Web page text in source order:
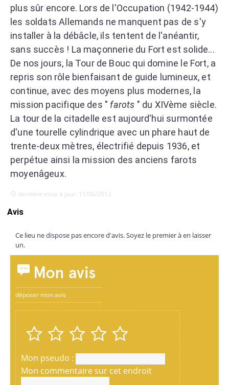
plus sûr encore. Lors de l'Occupation (1942-1944)
les soldats Allemands ne manquent pas de s'y
installer à la débâcle, ils tentent de l'anéantir,
sans succès ! La maçonnerie du Fort est solide...
De nos jours, la Tour de Bouc qui domine le Fort, a
repris son rôle bienfaisant de guide lumineux, et
continue, avec des moyens plus modernes, la
mission pacifique des " farots " du XIVème siècle.
La tour de la citadelle est aujourd'hui surmontée
d'une tourelle cylindrique avec un phare haut de
trente-deux mètres, électrifié depuis 1936, et
perpétue ainsi la mission des anciens farots
moyenâgeux.
dernière mise à jour: 11/06/2013
Avis
Ce lieu ne dispose pas encore d'avis. Soyez le premier à en laisser
un.
Mon avis
déposer mon avis
Mon pseudo :
Mon commentaire sur cet endroit